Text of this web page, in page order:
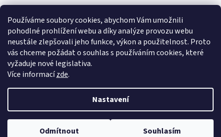
Používáme soubory cookies, abychom Vám umožnili
pohodlné prohlížení webu a díky analýze provozu webu
neustále zlepšovali jeho funkce, výkon a použitelnost. Proto
vás chceme požádat o souhlas s používáním cookies, které
vyžaduje nové legislativa.
Více informacízde.
Nastavení
Odmítnout Souhlasím
Shoptet.cz Můjprvníeshop.cz
Vytvořil Shoptet
Copyright 2026 . Všechna práva vyhrazena.